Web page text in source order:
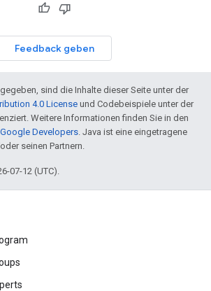
Feedback geben
sind die Inhalte dieser Seite unter der
4.0 License und Codebeispiele unter der
Weitere Informationen finden Sie in den
Developers. Java ist eine eingetragene
seinen Partnern.
07-12 (UTC).